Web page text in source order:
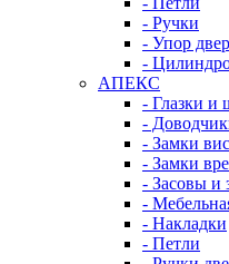
- Ручки
- Упор
-
АПЕКС
- Глазки и
-
- Замки
- Замки
- Засовы и
-
- Накладки
- Петли